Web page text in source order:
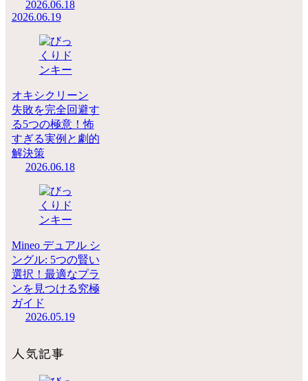
2026.06.18
2026.06.19
オキシクリーン
失敗を完全回避す
る5つの極意！怖
すぎる実例と劇的
解決策
2026.06.18
Mineo デュアル シ
ングル: 5つの賢い
選択！最適なプラ
ンを見つける究極
ガイド
2026.05.19
人気記事